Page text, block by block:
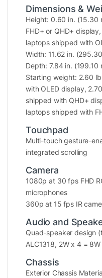
tưởng chodân
biên tập video
3. Hiệu năng
Ultra 7 258V
Sức mạnh bên
xử lýIntel® Core™
một trong những
hiệu suất vượt trội
tối ưu.
Kiến trúc lai
Hybrid)giúp xử
hàng chục tab
mềm đồ họa
thành vấn đề.
32GB RAM
liệu nhanh
Dimensions &
Height: 0.60 in. (15.30
FHD+ or QHD+
laptops shipped with
Width: 11.62 in.
Depth: 7.84 in. (199.10
Starting weight: 2.60
with OLED display,
shipped with QHD+
laptops shipped with
Touchpad
Multi-touch gesture-
integrated scrolling
Camera
1080p at 30 fps FHD
microphones
360p at 15 fps IR
Audio and
Quad-speaker design
ALC1318, 2W x 4 =
Chassis
Exterior Chassis